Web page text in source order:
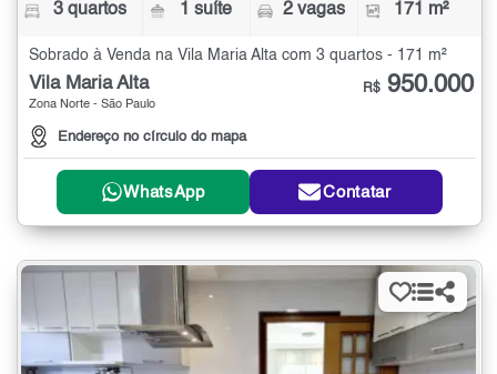
3 quartos 1 suíte 2 vagas 171 m²
Sobrado à Venda na Vila Maria Alta com 3 quartos - 171 m²
Vila Maria Alta
Zona Norte - São Paulo
Endereço no círculo do mapa
R$ 950.000
WhatsApp Contatar